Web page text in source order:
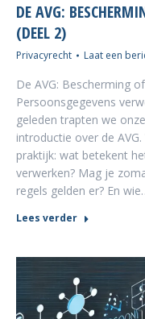
DE AVG:
(DEEL 2)
Privacyrecht Laat een
De AVG: Bescherming
Persoonsgegevens
geleden trapten we
introductie over de
praktijk: wat betekent
verwerken? Mag je
regels gelden er? En
Lees verder